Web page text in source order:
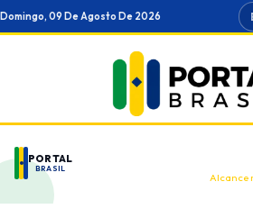
Ir
para
Domingo, 09 De Agosto De 2026
PORTAL
BRASIL
Alcance